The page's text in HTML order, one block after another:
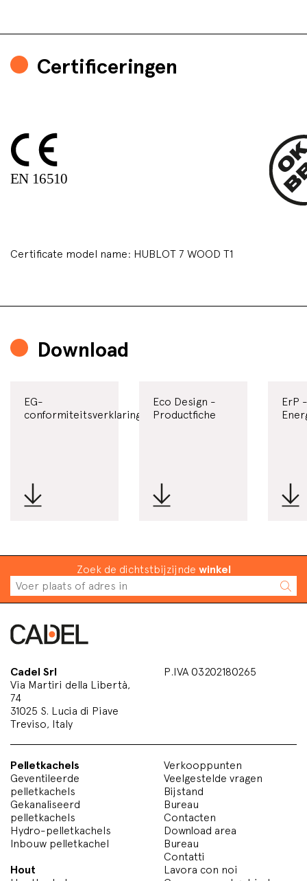
Certificeringen
Certificate model name: HUBLOT 7 WOOD T1
Download
EG-
conformiteitsverklaring
Eco Design -
Productfiche
ErP
Zoek de dichtstbijzijnde winkel
Cadel Srl
Via Martiri della Libertà,
74
31025 S. Lucia di Piave
Treviso, Italy
P.IVA 03202180265
Pelletkachels
Geventileerde
pelletkachels
Gekanaliseerd
pelletkachels
Hydro-pelletkachels
Inbouw pelletkachel
Hout
Verkooppunten
Veelgestelde vragen
Bijstand
Bureau
Contacten
Download area
Bureau
Contatti
Lavora con noi